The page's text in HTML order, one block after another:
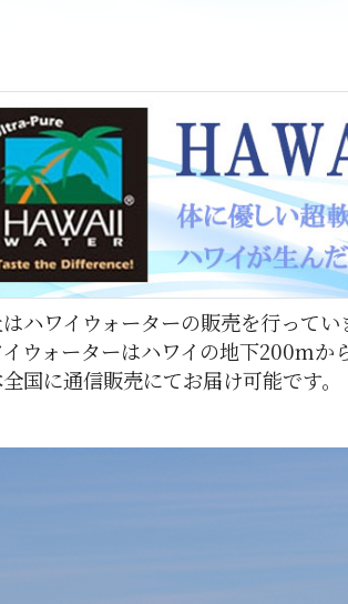
ハワイウォーターの販売を行ってい
ウォーターはハワイの地下200mか
国に通信販売にてお届け可能です。